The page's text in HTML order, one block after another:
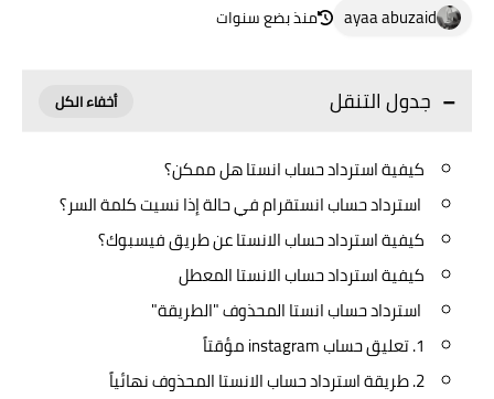
ayaa abuzaid منذ بضع سنوات
جدول التنقل
كيفية استرداد حساب انستا هل ممكن؟
استرداد حساب انستقرام في حالة إذا نسيت كلمة السر؟
كيفية استرداد حساب الانستا عن طريق فيسبوك؟
كيفية استرداد حساب الانستا المعطل
استرداد حساب انستا المحذوف "الطريقة"
1. تعليق حساب instagram مؤقتاً
2. طريقة استرداد حساب الانستا المحذوف نهائياً